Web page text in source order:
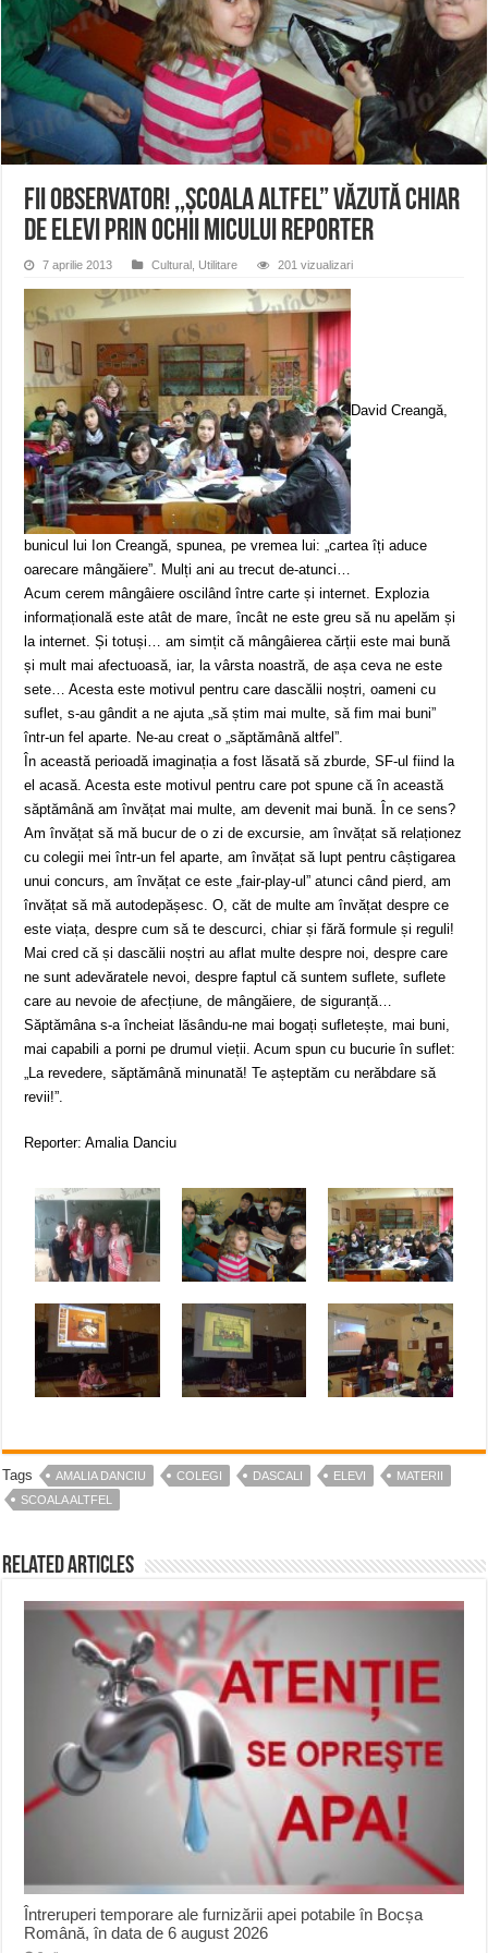
ANUNȚ OPRIRE APĂ în Reșița – avarie – 04.08.2026 – str. Văliugului și
ANUNŢ OPRIRE APĂ în CARANSEBEȘ – 04.08.2026 – avarie – Calea
Fii observator! ,,Școala altfel” văzută chiar
de elevi prin ochii micului reporter
7 aprilie 2013 Cultural Utilitare 201 vizualizari
David Creangă,
bunicul lui Ion Creangă, spunea, pe vremea lui: „cartea îți aduce
oarecare mângăiere”. Mulți ani au trecut de-atunci…
Acum cerem mângâiere oscilând între carte și internet. Explozia
informațională este atât de mare, încât ne este greu să nu apelăm și
la internet. Și totuși… am simțit că mângâierea cărții este mai bună
și mult mai afectuoasă, iar, la vârsta noastră, de așa ceva ne este
sete… Acesta este motivul pentru care dascălii noștri, oameni cu
suflet, s-au gândit a ne ajuta „să știm mai multe, să fim mai buni”
într-un fel aparte. Ne-au creat o „săptămână altfel”.
În această perioadă imaginația a fost lăsată să zburde, SF-ul fiind la
el acasă. Acesta este motivul pentru care pot spune că în această
săptămână am învățat mai multe, am devenit mai bună. În ce sens?
Am învățat să mă bucur de o zi de excursie, am învățat să relaționez
cu colegii mei într-un fel aparte, am învățat să lupt pentru câștigarea
unui concurs, am învățat ce este „fair-play-ul” atunci când pierd, am
învățat să mă autodepășesc. O, căt de multe am învățat despre ce
este viața, despre cum să te descurci, chiar și fără formule și reguli!
Mai cred că și dascălii noștri au aflat multe despre noi, despre care
ne sunt adevăratele nevoi, despre faptul că suntem suflete, suflete
care au nevoie de afecțiune, de mângăiere, de siguranță…
Săptămâna s-a încheiat lăsându-ne mai bogați sufletește, mai buni,
mai capabili a porni pe drumul vieții. Acum spun cu bucurie în suflet:
„La revedere, săptămână minunată! Te așteptăm cu nerăbdare să
revii!”.
Reporter: Amalia Danciu
Tags AMALIA DANCIU COLEGI DASCALI ELEVI
MATERII
SCOALA ALTFEL
Related Articles
Întreruperi temporare ale furnizării apei potabile în Bocșa
Română, în data de 6 august 2026